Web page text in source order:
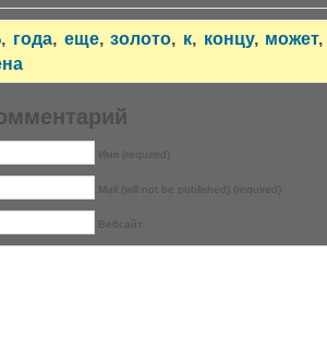
, года, еще,золото, к, концу, может
Имя (required)
Mail (will not be published) (required)
Вебсайт